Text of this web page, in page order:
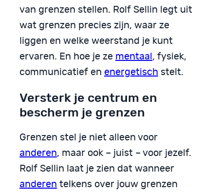
van grenzen stellen. Rolf Sellin legt uit
wat grenzen precies zijn, waar ze
liggen en welke weerstand je kunt
ervaren. En hoe je ze mentaal , fysiek,
communicatief en energetisch stelt.
Versterk je centrum en
bescherm je grenzen
Grenzen stel je niet alleen voor
anderen, maar ook – juist – voor jezelf.
Rolf Sellin laat je zien dat wanneer
anderen telkens over jouw grenzen